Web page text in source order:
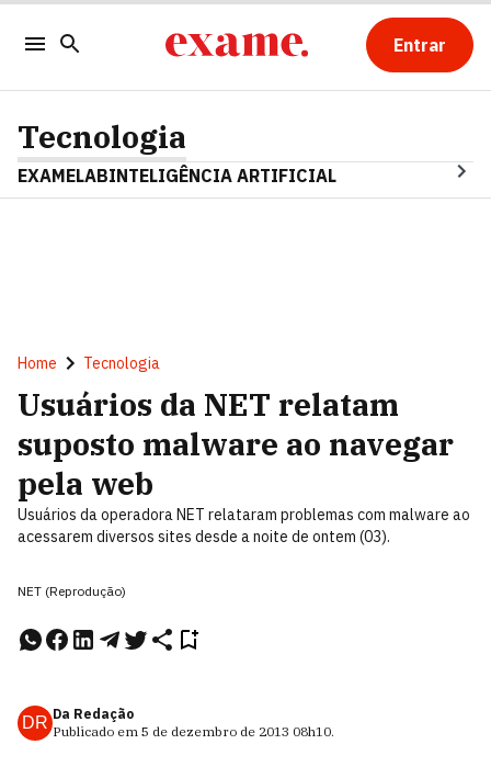
Entrar
Tecnologia
EXAMELABINTELIGÊNCIA ARTIFICIAL
Home Tecnologia
Usuários da NET relatam
suposto malware ao navegar
pela web
Usuários da operadora NET relataram problemas com malware ao
acessarem diversos sites desde a noite de ontem (03).
NET (Reprodução)
DR Da Redação
Publicado em 5 de dezembro de 2013 08h10.